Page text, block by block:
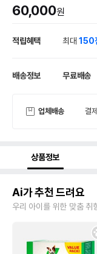
60,000원
적립혜택 최대150
배송정보 무료배송
업체배송 결
상품정보
Ai가 추천 드려요
우리 아이를 위한 맞춤 취